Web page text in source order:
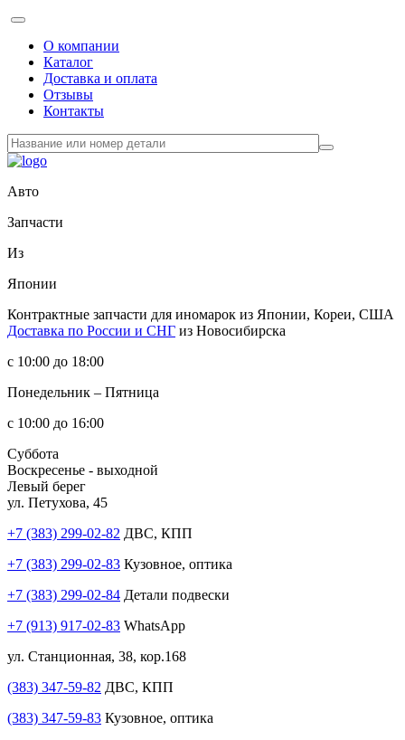
О компании
Каталог
Доставка и оплата
Отзывы
Контакты
Авто
Запчасти
Из
Японии
Контрактные запчасти для иномарок из Японии, Кореи, США
Доставка по России и СНГ из Новосибирска
с 10:00 до 18:00
Понедельник – Пятница
с 10:00 до 16:00
Суббота
Воскресенье - выходной
Левый берег
ул. Петухова, 45
+7 (383) 299-02-82 ДВС, КПП
+7 (383) 299-02-83 Кузовное, оптика
+7 (383) 299-02-84 Детали подвески
+7 (913) 917-02-83 WhatsApp
ул. Станционная, 38, кор.168
(383) 347-59-82 ДВС, КПП
(383) 347-59-83 Кузовное, оптика